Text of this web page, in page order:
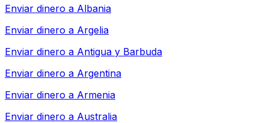
Enviar dinero a Albania
Enviar dinero a Argelia
Enviar dinero a Antigua y Barbuda
Enviar dinero a Argentina
Enviar dinero a Armenia
Enviar dinero a Australia